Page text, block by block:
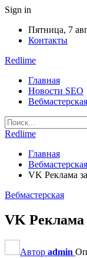
Sign in
Пятница, 7
Контакты
Redlime
Главная
Новости SEO
Вебмастерская
Redlime
Главная
Вебмастерская
VK Реклама
Вебмастерская
VK Реклама
Автор admin